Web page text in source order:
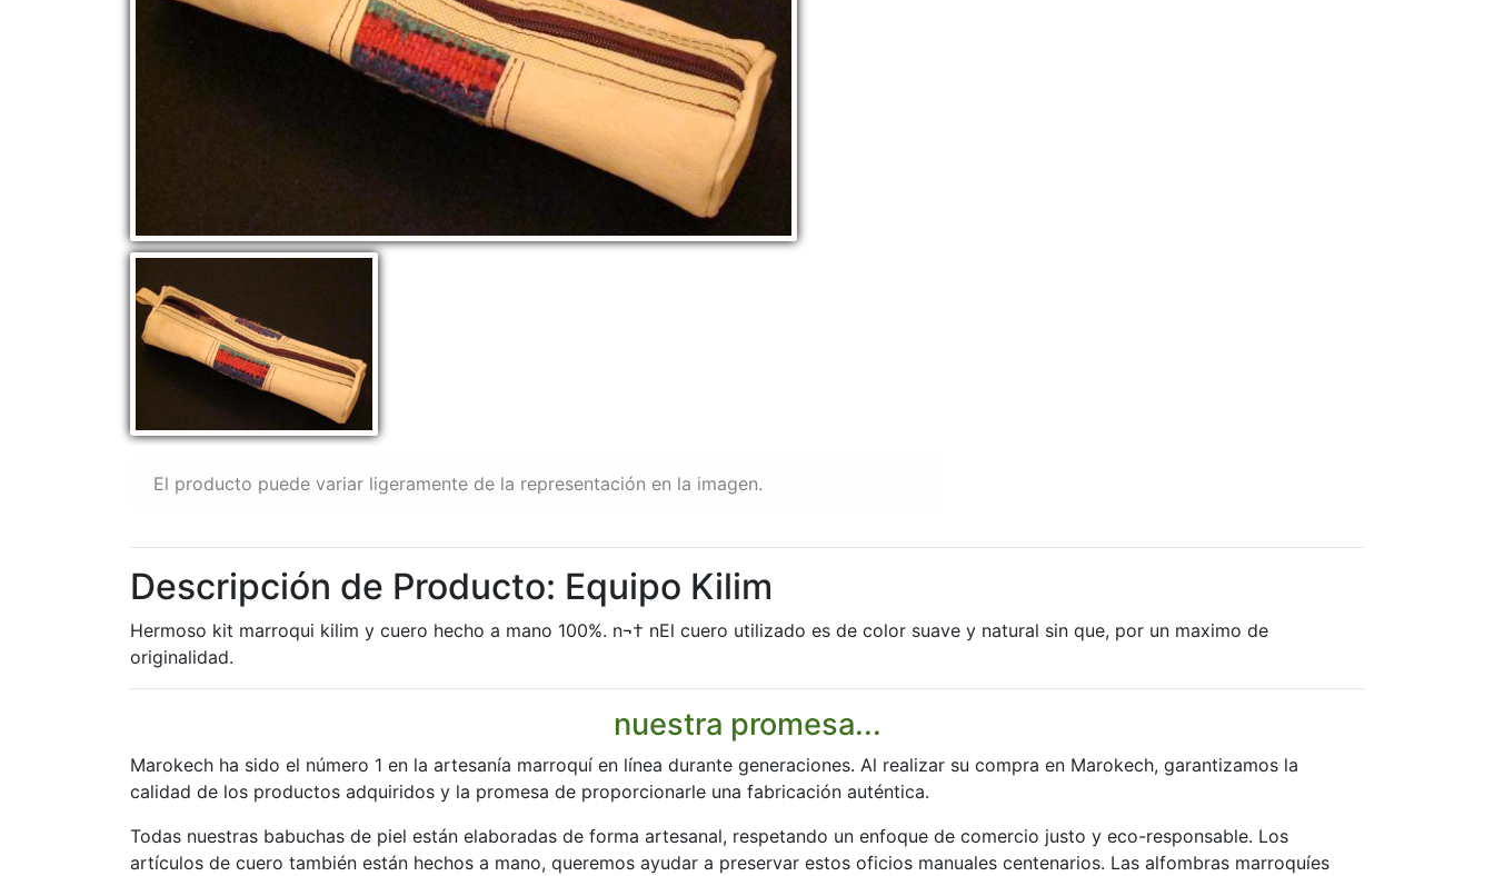
El producto puede variar ligeramente de la representación en la imagen.
Descripción de Producto: Equipo Kilim
Hermoso kit marroqui kilim y cuero hecho a mano 100%. n¬† nEl cuero utilizado es de color suave y natural sin que, por un maximo de
originalidad.
nuestra promesa...
Marokech ha sido el número 1 en la artesanía marroquí en línea durante generaciones. Al realizar su compra en Marokech, garantizamos la
calidad de los productos adquiridos y la promesa de proporcionarle una fabricación auténtica.
Todas nuestras babuchas de piel están elaboradas de forma artesanal, respetando un enfoque de comercio justo y eco-responsable. Los
artículos de cuero también están hechos a mano, queremos ayudar a preservar estos oficios manuales centenarios. Las alfombras marroquíes